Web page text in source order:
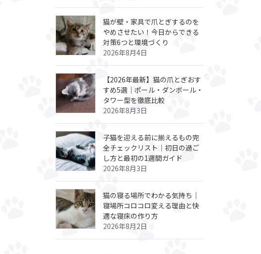
猫が壁・家具で爪とぎするのを
やめさせたい！今日からできる
対策6つと環境づくり
2026年8月4日
【2026年最新】猫の爪とぎおす
すめ5選｜ポール・ダンボール・
タワー型を徹底比較
2026年8月3日
子猫を迎える前に揃えるもの完
全チェックリスト｜初日の過ご
し方と最初の1週間ガイド
2026年8月3日
猫の寝る場所でわかる気持ち｜
寝場所コロコロ変える理由と快
適な寝床の作り方
2026年8月2日